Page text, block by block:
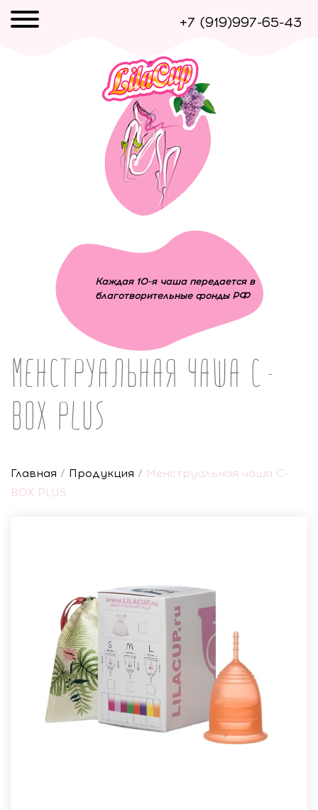
+7 (919)997-65-43
Каждая 10-я чаша передается в
благотворительные фонды РФ
Менструальная чаша C-
BOX PLUS
Главная / Продукция / Менструальная чаша C-
BOX PLUS